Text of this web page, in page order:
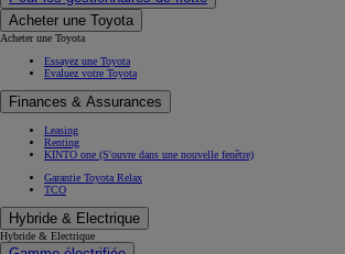
Acheter une Toyota
Acheter une Toyota
Essayez une Toyota
Evaluez votre Toyota
Finances & Assurances
Leasing
Renting
KINTO one (S'ouvre dans une nouvelle fenêtre)
Garantie Toyota Relax
TCO
Hybride & Electrique
Hybride & Electrique